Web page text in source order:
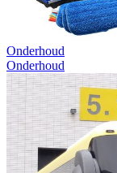
Onderhoud
Onderhoud